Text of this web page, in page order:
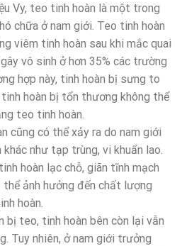
Vy, teo tinh hoàn là một trong
chữa ở nam giới. Teo tinh hoàn
viêm tinh hoàn sau khi mắc quai
vô sinh ở hơn 35% các trường
hợp này, tinh hoàn bị sưng to
hoàn bị tổn thương không thể
teo tinh hoàn.
cũng có thể xảy ra do nam giới
như tạp trùng, vi khuẩn lao.
hoàn lạc chỗ, giãn tĩnh mạch
ảnh hưởng đến chất lượng
hoàn.
bị teo, tinh hoàn bên còn lại vẫn
Tuy nhiên, ở nam giới trưởng